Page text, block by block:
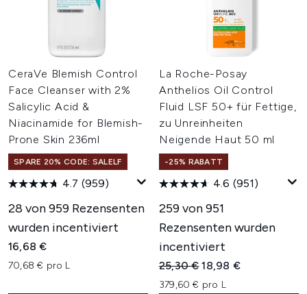
CeraVe Blemish Control
Face Cleanser with 2%
Salicylic Acid &
Niacinamide for Blemish-
Prone Skin 236ml
SPARE 20% CODE: SALELF
4.7 (959)
28 von 959 Rezensenten
wurden incentiviert
16,68 €
70,68 € pro L
La Roche-Posay
Anthelios Oil Control
Fluid LSF 50+ für Fettige,
zu Unreinheiten
Neigende Haut 50 ml
-25% RABATT
4.6 (951)
259 von 951
Rezensenten wurden
incentiviert
Unverbindliche
25,30 €Aktueller Preis:
18,98 €
379,60 € pro L